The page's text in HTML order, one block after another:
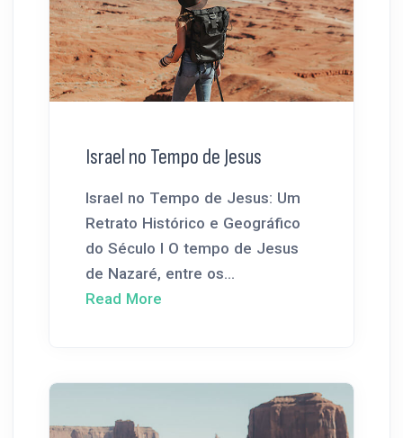
Israel no Tempo de Jesus
Israel no Tempo de Jesus: Um
Retrato Histórico e Geográfico
do Século I O tempo de Jesus
de Nazaré, entre os...
Read More